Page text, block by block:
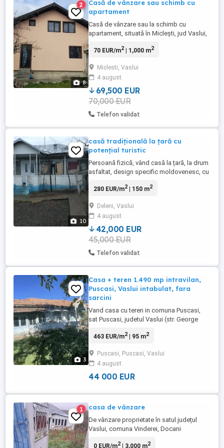
8
2
Casă de vânzare sau schimb cu
apartament
Casă de vânzare sau la schimb cu
apartament, situată în Miclești, jud Vaslui,
dinspre DN 24.69500Euro negociabil.
70 EUR/m2| 1,000 m2
Miclesti, Vaslui
4 august
69,500 EUR
70,000 EUR
Telefon validat
10
casă tradițională la țară cu
potențial turistic
Persoană fizică, vând casă la țară, la drum
asfaltat, design specific moldovenesc, cu
Vaslui,, în satul Deleni, o localitate liniștită
doresc liniște, natură și aer curat, la mică
depărtare de orașul agitat. Casa este ...
280 EUR/m2| 150 m2
Deleni, Vaslui
4 august
42,000 EUR
45,000 EUR
Telefon validat
3
Casa + teren 1.490 mp intravilan,
Puscasi, Vaslui intabulat, fara
sarcini
Vand casa cu teren in comuna Puscasi,
sat Puscasi, judetul Vaslui (str. George
romaneasca, 95 mp la sol, an 1955
veranda inchisa cu geam (geamlac),
lemnarie sculptata la prispa necesita
renovare 2 anexe in curte (32 mp si 15 ...
463 EUR/m2| 95 m2
Puscasi, Puscasi, Vaslui
4 august
44 000 EUR
1 casa de vânzare
De vânzare proprietate în satul județul
Vaslui, comuna Vinderei, Docani
0 EUR/m2| 3,000 m2